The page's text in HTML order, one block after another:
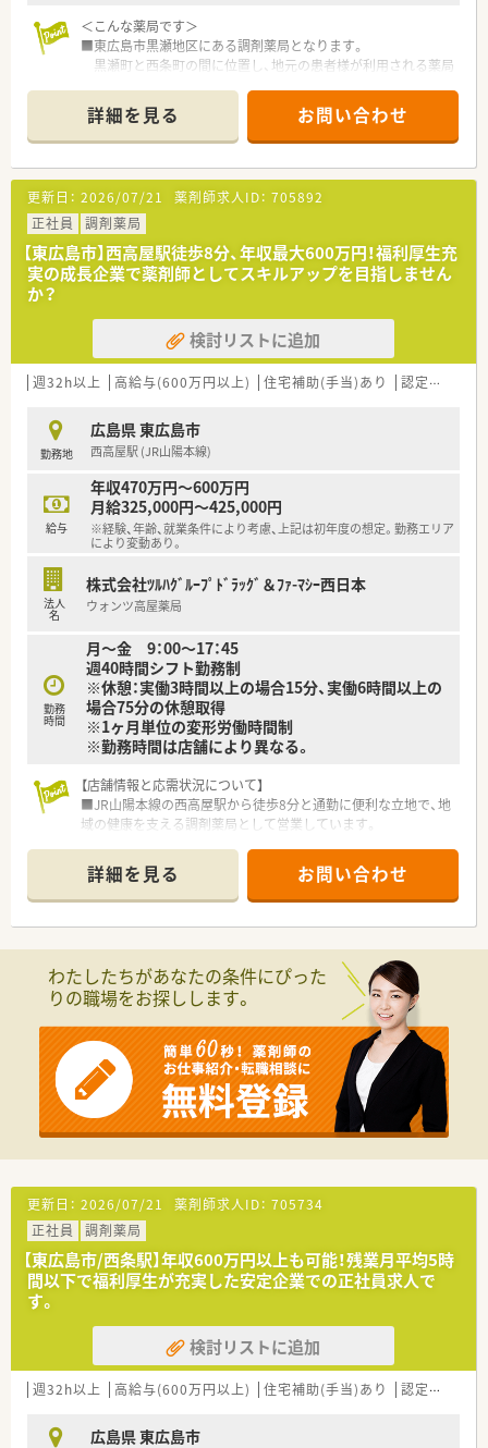
＜こんな薬局です＞
■東広島市黒瀬地区にある調剤薬局となります。
黒瀬町と西条町の間に位置し、地元の患者様が利用される薬局
■平屋建ての調剤薬局で長年この地で運営をされてきました。
■門前クリニックは内科となっており、
外来処方箋対応と施設調剤を応需されています。
■勤務時間数や曜日についてはご相談が可能です。
まずはご相談ください。
■定年制は一律65歳となっており、再雇用制度となり上限70歳
までの勤務となっています。
＜業務内容＞
■外来処方箋対応および施設調剤業務
■処方箋は1日平均40～45枚程度です。
■電子薬歴（ハイブリッジ）、全自動分包機、散剤監査システムが
導入されています。
■現場にて先輩薬剤師から指導があります。
■今回の募集理由はポジティブな内容となっており、退職予定の
方も積極的に引継ぎを頂けます。
＜法人特徴＞
■東広島市黒瀬町に2店舗展開している地元の調剤薬局です。
■地域に密着した「かかりつけ薬局」として、患者様に選ばれる
■患者様の健康を決め細かくサポートすることを目的とされて
おり、社員の方の定着率も高く、温かい雰囲気です。
詳細を見る お問い合わせ
更新日： 2026/07/21 薬剤師求人ID： 705892
正社員
調剤薬局
【東広島市】西高屋駅徒歩8分、年収最大600万円！福利厚生充
実の成長企業で薬剤師としてスキルアップを目指しません
か？
検討リストに追加
週32h以上 高給与(600万円以上) 住宅補助(手当)あり 認定薬剤師取得支援あり
勤務地
広島県 東広島市
西高屋駅 (JR山陽本線)
給与
年収470万円～600万円
月給325,000円～425,000円
※経験、年齢、就業条件により考慮、上記は初年度の想定。勤務エリア
により変動あり。
法人
名
株式会社ﾂﾙﾊｸﾞﾙｰﾌﾟﾄﾞﾗｯｸﾞ＆ﾌｧ-ﾏｼｰ西日本
ウォンツ高屋薬局
勤務
時間
月～金 9：00～17：45
週40時間シフト勤務制
※休憩：実働3時間以上の場合15分、実働6時間以上の
場合75分の休憩取得
※1ヶ月単位の変形労働時間制
※勤務時間は店舗により異なる。
【店舗情報と応需状況について】
■JR山陽本線の西高屋駅から徒歩8分と通勤に便利な立地で、地
域の健康を支える調剤薬局として営業しています。
の高い調剤業務を提供できる体制を整えています。
■現在は薬剤師2名体制で運営しており、1日あたりの処方箋枚
数は約30枚と集中して業務に取り組める環境です。
■中国地方を中心に業界最大規模の店舗を展開しており、安定し
た経営基盤のもとで長期的なキャリアが築けます。
■すべての店舗の調剤併設化を目標に掲げ、地域の健康をトータ
ルでサポートする薬局づくりを推進しています。
■医療・保険・福祉等に関連する健康セミナーを年間130回以上
開催し、地域密着の健康サポートを担います。
【求人情報について】
■正社員としてこれまでの職務経験や年齢を考慮したうえで、納
得感のある適正な年収を決定いたします。
■月給には薬剤師手当75,000円が含まれているほか、住宅手当
■年収は最大で600万円の提示が可能であり、安定した収入を得
ながら専門性の向上を目指せる環境です。
【勤務実態について】
■残業代は1分単位で全額支給され、全店舗の平均残業時間も月
5時間から6時間程度と非常に少ないのが特徴です。
め規則的で働きやすい環境が整っております。
■有給休暇は入社半年後に法定通り付与され、1時間単位で取得
可能と利用促進されており、活用しやすい制度です。
詳細を見る お問い合わせ
わたしたちがあなたの条件にぴった
りの職場をお探しします。
更新日： 2026/07/21 薬剤師求人ID： 705734
正社員
調剤薬局
【東広島市/西条駅】年収600万円以上も可能！残業月平均5時
間以下で福利厚生が充実した安定企業での正社員求人で
す。
検討リストに追加
週32h以上 高給与(600万円以上) 住宅補助(手当)あり 認定薬剤師取得支援あり
広島県 東広島市